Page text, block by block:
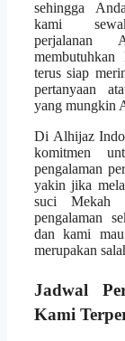
sehingga
kami
perjalanan
terus siap
pertanyaan
yang mungkin
Di Alhijaz
komitmen
pengalaman
yakin jika
suci Mekah
pengalaman
dan kami
merupakan
Jadwal
Kami